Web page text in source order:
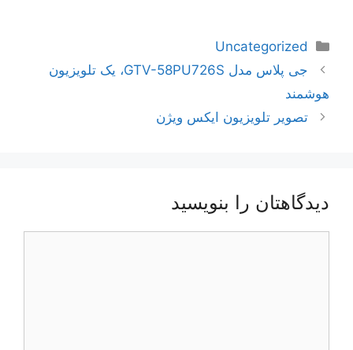
دسته‌ها
Uncategorized
ناوبری
نوشته‌ها
جی پلاس مدل GTV-58PU726S، یک تلویزیون
هوشمند
تصویر تلویزیون ایکس ویژن
دیدگاهتان را بنویسید